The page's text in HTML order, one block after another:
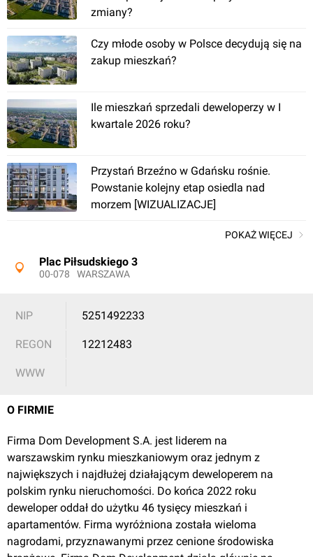
zobacz 199 ofert
Wrocław, Międzyleska 6B
Apartamenty Literacka
Warszawa , Literacka 7
zobacz76 ofert
Wrocław, Wołowska 5
Osiedle Arkadia
zmiany?
Czy młode osoby w Polsce decydują się na
zakup mieszkań?
Ile mieszkań sprzedali deweloperzy w I
kwartale 2026 roku?
Przystań Brzeźno w Gdańsku rośnie.
Powstanie kolejny etap osiedla nad
morzem [WIZUALIZACJE]
POKAŻ WIĘCEJ
Plac Piłsudskiego 3
00-078 WARSZAWA
NIP 5251492233
REGON 12212483
WWW
O FIRMIE
Firma Dom Development S.A. jest liderem na
warszawskim rynku mieszkaniowym oraz jednym z
największych i najdłużej działającym deweloperem na
polskim rynku nieruchomości. Do końca 2022 roku
deweloper oddał do użytku 46 tysięcy mieszkań i
apartamentów. Firma wyróżniona została wieloma
nagrodami, przyznawanymi przez cenione środowiska